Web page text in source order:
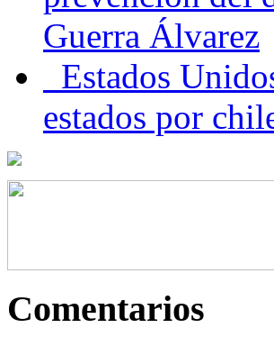
Guerra Álvarez
Estados
estados por
Comentarios